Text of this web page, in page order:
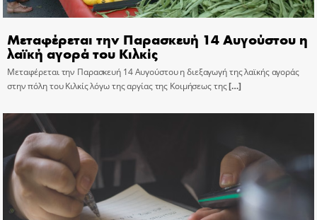
Μεταφέρεται την Παρασκευή 14 Αυγούστου η
λαϊκή αγορά του Κιλκίς
Μεταφέρεται την Παρασκευή 14 Αυγούστου η διεξαγωγή της λαϊκής αγοράς
στην πόλη του Κιλκίς λόγω της αργίας της Κοιμήσεως της[…]